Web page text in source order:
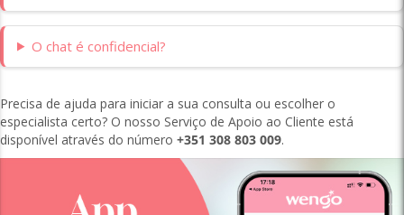
O chat é confidencial?
Precisa de ajuda para iniciar a sua consulta ou escolher o
especialista certo? O nosso Serviço de Apoio ao Cliente está
disponível através do número +351 308 803 009.